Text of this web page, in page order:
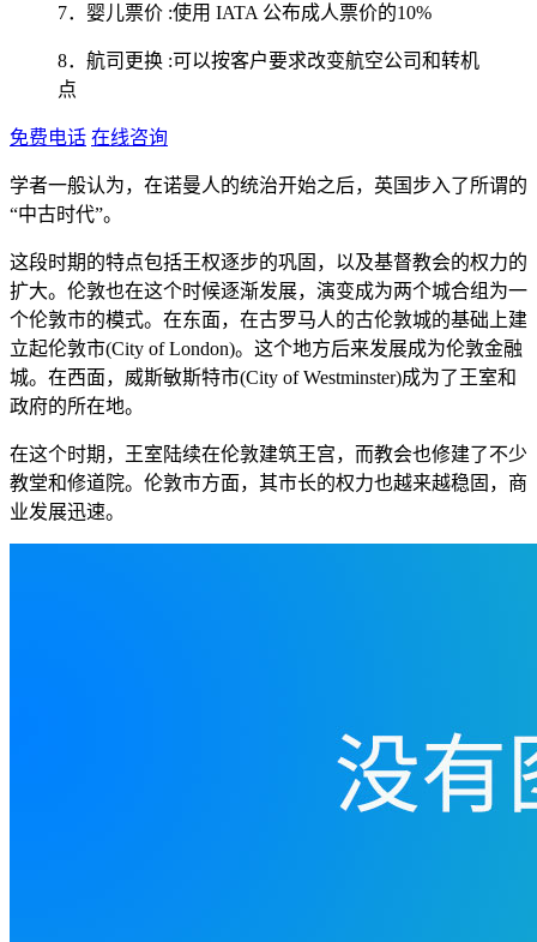
7．婴儿票价 :使用 IATA 公布成人票价的10%
8．航司更换 :可以按客户要求改变航空公司和转机
点
免费电话 在线咨询
学者一般认为，在诺曼人的统治开始之后，英国步入了所谓的
“中古时代”。
这段时期的特点包括王权逐步的巩固，以及基督教会的权力的
扩大。伦敦也在这个时候逐渐发展，演变成为两个城合组为一
个伦敦市的模式。在东面，在古罗马人的古伦敦城的基础上建
立起伦敦市(City of London)。这个地方后来发展成为伦敦金融
城。在西面，威斯敏斯特市(City of Westminster)成为了王室和
政府的所在地。
在这个时期，王室陆续在伦敦建筑王宫，而教会也修建了不少
教堂和修道院。伦敦市方面，其市长的权力也越来越稳固，商
业发展迅速。